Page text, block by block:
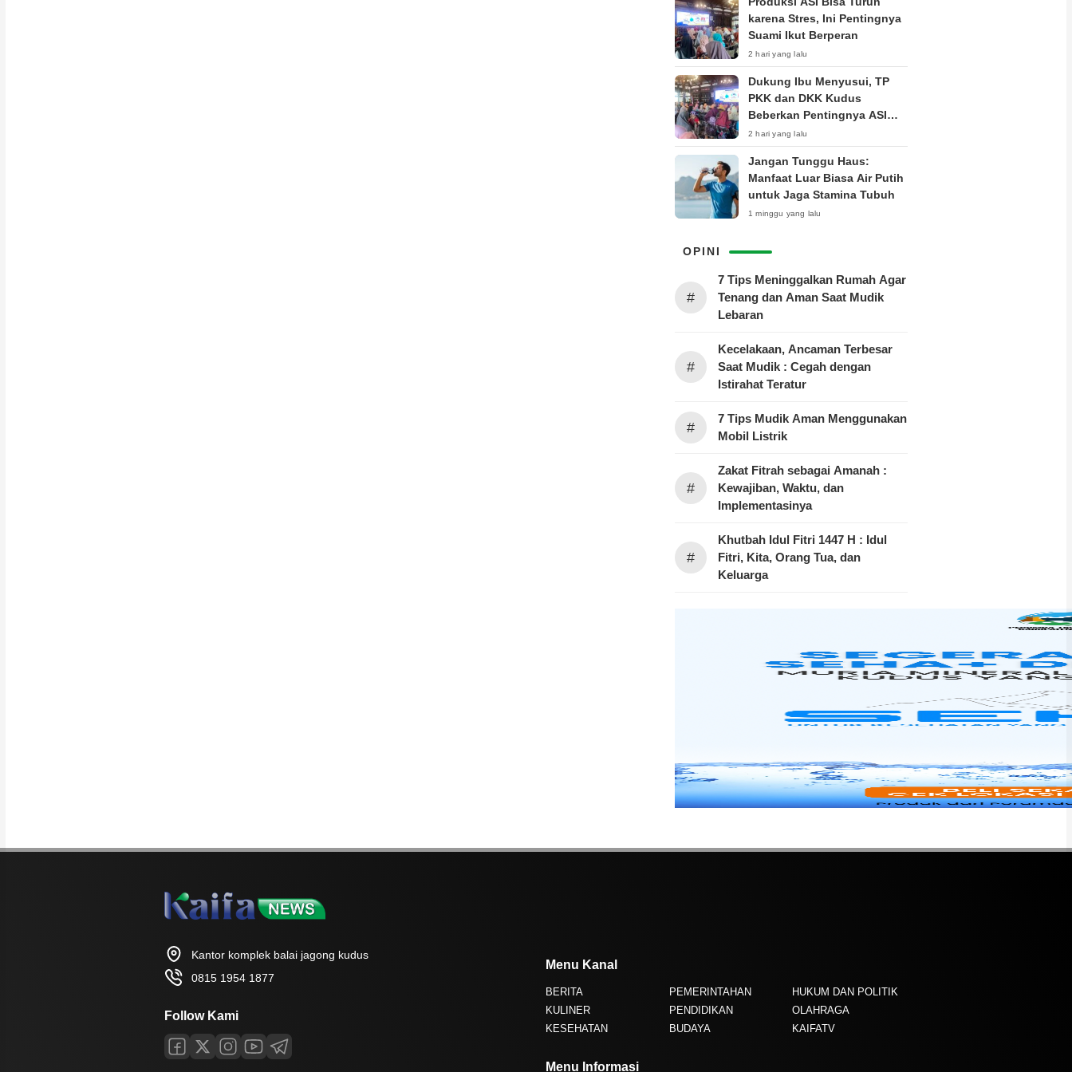
karena Stres, Ini Pentingnya
Suami Ikut Berperan
2 hari yang lalu
Dukung Ibu Menyusui, TP
PKK dan DKK Kudus
Beberkan Pentingnya ASI
Eksklusif
2 hari yang lalu
Jangan Tunggu Haus:
Manfaat Luar Biasa Air Putih
untuk Jaga Stamina Tubuh
1 minggu yang lalu
OPINI
#
7 Tips Meninggalkan Rumah Agar
Tenang dan Aman Saat Mudik
Lebaran
#
Kecelakaan, Ancaman Terbesar
Saat Mudik : Cegah dengan
Istirahat Teratur
#
7 Tips Mudik Aman Menggunakan
Mobil Listrik
#
Zakat Fitrah sebagai Amanah :
Kewajiban, Waktu, dan
Implementasinya
#
Khutbah Idul Fitri 1447 H : Idul
Fitri, Kita, Orang Tua, dan
Keluarga
Kantor komplek balai jagong kudus
0815 1954 1877
Follow Kami
Menu Kanal
BERITA PEMERINTAHAN
HUKUM DAN POLITIK
KULINER
PENDIDIKAN
OLAHRAGA
KESEHATAN
BUDAYA KAIFATV
Menu Informasi